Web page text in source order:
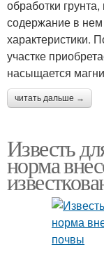
обработки
содержание в
характеристики.
участке
насыщается
читать дальше →
Известь
норма